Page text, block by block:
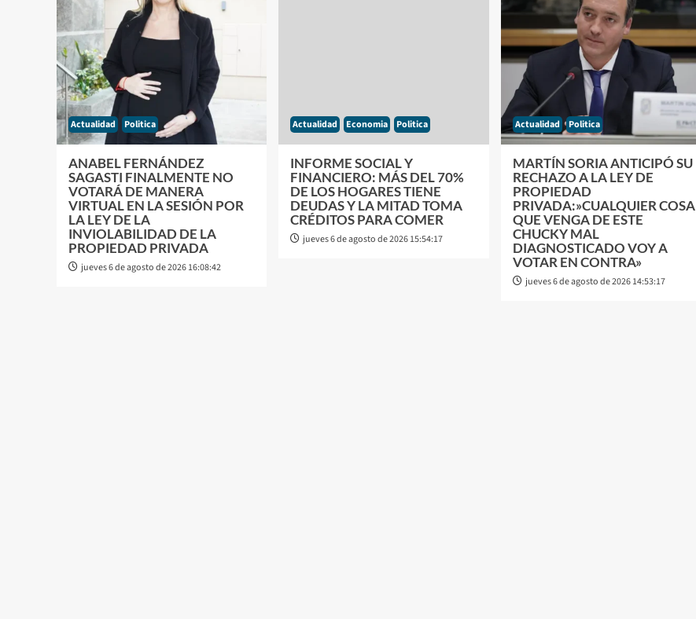
Actualidad Politica
ANABEL FERNÁNDEZ
SAGASTI FINALMENTE NO
VOTARÁ DE MANERA
VIRTUAL EN LA SESIÓN POR
LA LEY DE LA
INVIOLABILIDAD DE LA
PROPIEDAD PRIVADA
jueves 6 de agosto de 2026 16:08:42
Actualidad Economia Politica
INFORME SOCIAL Y
FINANCIERO: MÁS DEL 70%
DE LOS HOGARES TIENE
DEUDAS Y LA MITAD TOMA
CRÉDITOS PARA COMER
jueves 6 de agosto de 2026 15:54:17
Actualidad Politica
MARTÍN SORIA ANTICIPÓ SU
RECHAZO A LA LEY DE
PROPIEDAD
PRIVADA:»CUALQUIER COSA
QUE VENGA DE ESTE
CHUCKY MAL
DIAGNOSTICADO VOY A
VOTAR EN CONTRA»
jueves 6 de agosto de 2026 14:53:17